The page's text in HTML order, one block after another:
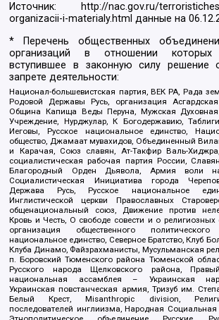
Источник:
http://nac.gov.ru/
organizacii-i-materialy.html данные на
* Перечень общественных
организаций в отношении
вступившее в законную силу решение
запрете деятельности:
Национал-большевистская партия, ВЕК РА, Рада
Родовой Державы Русь, организация
Община Капища Веды Перуна, Мужская
Учреждение, Нурджулар, К Богодержавию,
Иеговы, Русское национальное единство,
общество, Джамаат мувахидов, Объединенный
и Карачая, Союз славян, Ат-Такфир Валь-
социалистическая рабочая партия России,
Благородный Орден Дьявола, Армия воли
Социалистическая Инициатива города
Держава Русь, Русское национальное
Инглистической церкви Православных
общенациональный союз, Движение против
Кровь и Честь, О свободе совести и о
организация общественного
национальное единство, Северное Братство, Клуб
Клуба Динамо, Файзрахманисты, Мусульманская
п. Боровский Тюменского района Тюменской
Русского народа Щелковского района,
национальная ассамблея – Украинская
Украинская повстанческая армия, Тризуб им.
Белый Крест, Misanthropic division,
последователей инглиизма, Народная Социальная